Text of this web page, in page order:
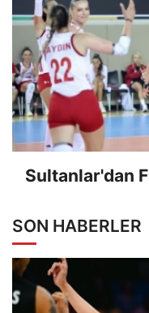
Sultanlar'dan
SON HABERLER